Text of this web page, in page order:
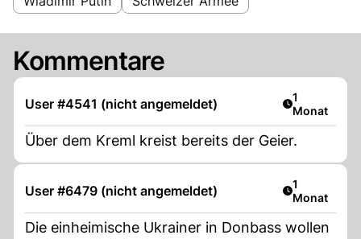
Kommentare
User #4541 (nicht angemeldet) Artikel
1
Monat
Über dem Kreml kreist bereits der Geier.
User #6479 (nicht angemeldet) Artikel
1
Monat
Die einheimische Ukrainer in Donbass wollen